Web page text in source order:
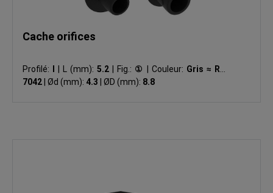
Cache orifices
Profilé: L (mm):5.2 Fig.: ① Couleur: Gris ≈ RAL
7042 Ød (mm): 4.3 ØD (mm): 8.8